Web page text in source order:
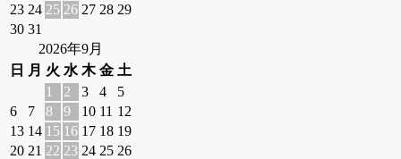
23 24 25 26 27 28 29
30 31
2026年9月
日
月 火 水 木 金 土
1
2 3 4
5
6
7 8 9 10 11 12
13 14 15 16 17 18 19
20 21 22 23 24 25 26